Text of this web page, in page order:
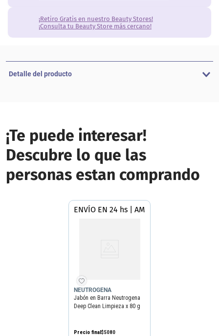
¡Retiro Gratis en nuestro Beauty Stores!
¡Consulta tu Beauty Store más cercano!
Detalle del producto
¡Te puede interesar!
Descubre lo que las
personas estan comprando
ENVÍO EN 24 hs | AMBA
NEUTROGENA
Jabón en Barra Neutrogena
Deep Clean Limpieza x 80 g
Precio final$5080